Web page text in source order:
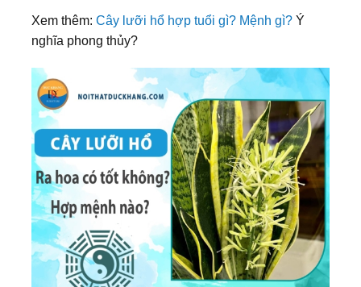
Xem thêm: Cây lưỡi hổ hợp tuổi gì? Mệnh gì? Ý
nghĩa phong thủy?